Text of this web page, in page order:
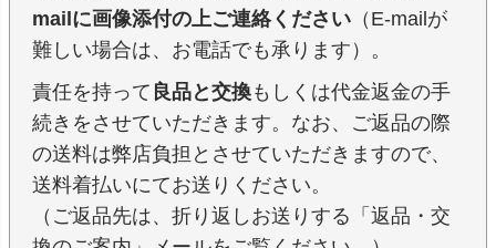
mailに画像添付の上ご連絡ください （E-mailが
難しい場合は、お電話でも承ります）。
責任を持って 良品と交換もしくは代金返金の手
続きをさせていただきます。なお、ご返品の際
の送料は弊店負担とさせていただきますので、
送料着払いにてお送りください。
（ご返品先は、折り返しお送りする「返品・交